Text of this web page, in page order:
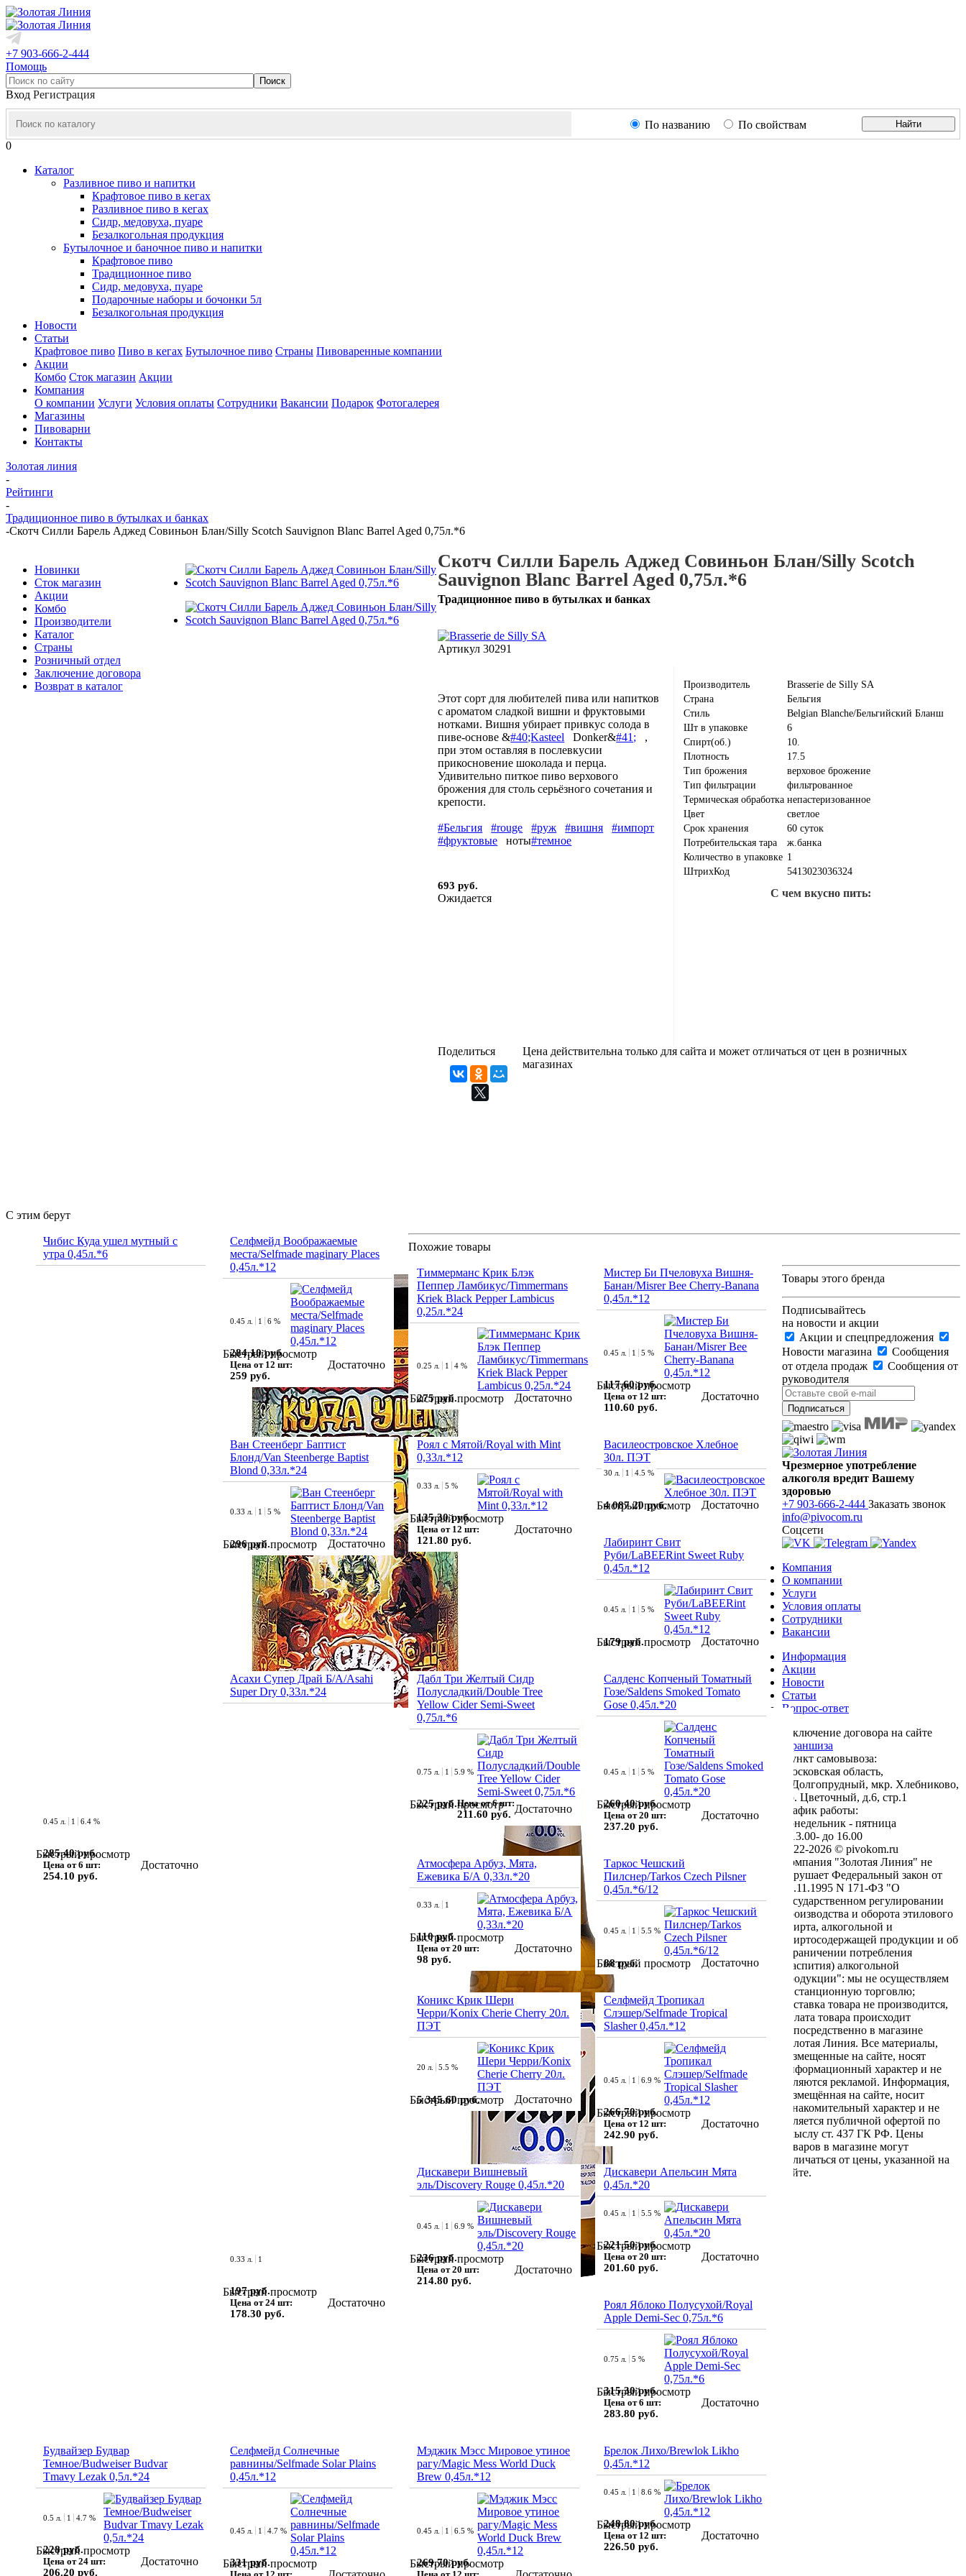
+7 903-666-2-444
Помощь
Вход Регистрация
По названию По свойствам Найти
0
Каталог
Разливное пиво и напитки
Крафтовое пиво в кегах
Разливное пиво в кегах
Сидр, медовуха, пуаре
Безалкогольная продукция
Бутылочное и баночное пиво и напитки
Крафтовое пиво
Традиционное пиво
Сидр, медовуха, пуаре
Подарочные наборы и бочонки 5л
Безалкогольная продукция
Новости
Статьи
Крафтовое пиво Пиво в кегах Бутылочное пиво Страны Пивоваренные компании
Акции
Комбо Сток магазин Акции
Компания
О компании Услуги Условия оплаты Сотрудники Вакансии Подарок Фотогалерея
Магазины
Пивоварни
Контакты
Золотая линия
-
Рейтинги
-
Традиционное пиво в бутылках и банках
-Скотч Силли Барель Аджед Совиньон Блан/Silly Scotch Sauvignon Blanc Barrel Aged 0,75л.*6
Новинки
Сток магазин
Акции
Комбо
Производители
Каталог
Страны
Розничный отдел
Заключение договора
Возврат в каталог
Скотч Силли Барель Аджед Совиньон Блан/Silly Scotch
Sauvignon Blanc Barrel Aged 0,75л.*6
Традиционное пиво в бутылках и банках
Артикул 30291
Этот сорт для любителей пива или напитков
с ароматом сладкой вишни и фруктовыми
нотками. Вишня убирает привкус солода в
пиве-основе &#40;Kasteel Donker&#41; ,
при этом оставляя в послевкусии
прикосновение шоколада и перца.
Удивительно питкое пиво верхового
брожения для столь серьёзного сочетания и
крепости.
#Бельгия #rouge #руж #вишня
#импорт
#фруктовые ноты#темное
693 руб.
Ожидается
Производитель
Brasserie de Silly SA
Страна
Бельгия
Стиль
Belgian Blanche/Бельгийский Бланш
Шт в упаковке
6
Спирт(об.)
10.
Плотность
17.5
Тип брожения
верховое брожение
Тип фильтрации
фильтрованное
Термическая обработка непастеризованное
Цвет
светлое
Срок хранения
60 суток
Потребительская тара
ж.банка
Количество в упаковке 1
ШтрихКод
5413023036324
С чем вкусно пить:
Поделиться
Цена действительна только для сайта и может отличаться от цен в розничных
магазинах
С этим берут
Чибис Куда ушел мутный с
утра 0,45л.*6
Быстрый просмотр
0.45 л. 1 6.4 %
285.40 руб.
Цена от 6 шт:
254.10 руб.
Достаточно
Селфмейд Воображаемые
места/Selfmade maginary Places
0,45л.*12
Быстрый просмотр
0.45 л. 1 6 %
284.10 руб.
Цена от 12 шт:
259 руб.
Достаточно
Похожие товары
Тиммерманс Крик Блэк
Пеппер Ламбикус/Timmermans
Kriek Black Pepper Lambicus
0,25л.*24
Быстрый просмотр
0.25 л. 1 4 %
275 руб. Достаточно
Мистер Би Пчеловуха Вишня-
Банан/Misrer Bee Cherry-Banana
0,45л.*12
Быстрый просмотр
0.45 л. 1 5 %
117.60 руб.
Цена от 12 шт:
110.60 руб.
Достаточно
Товары этого бренда
Ван Стеенберг Баптист
Блонд/Van Steenberge Baptist
Blond 0,33л.*24
Быстрый просмотр
0.33 л. 1 5 %
296 руб. Достаточно
Роял с Мятой/Royal with Mint
0,33л.*12
Быстрый просмотр
0.33 л. 5 %
135.30 руб.
Цена от 12 шт:
121.80 руб.
Достаточно
Василеостровское Хлебное
30л. ПЭТ
Быстрый просмотр
30 л. 1 4.5 %
4 087.20 руб. Достаточно
Лабиринт Свит
Руби/LaBEERint Sweet Ruby
0,45л.*12
Быстрый просмотр
0.45 л. 1 5 %
179 руб. Достаточно
Асахи Супер Драй Б/А/Asahi
Super Dry 0,33л.*24
Быстрый просмотр
0.33 л. 1
197 руб.
Цена от 24 шт:
178.30 руб.
Достаточно
Дабл Три Желтый Сидр
Полусладкий/Double Tree
Yellow Cider Semi-Sweet
0,75л.*6
Быстрый просмотр
0.75 л. 1 5.9 %
225 руб.Цена от 6 шт:
211.60 руб. Достаточно
Салденс Копченый Томатный
Гозе/Saldens Smoked Tomato
Gose 0,45л.*20
Быстрый просмотр
0.45 л. 1 5 %
260.40 руб.
Цена от 20 шт:
237.20 руб.
Достаточно
Атмосфера Арбуз, Мята,
Ежевика Б/А 0,33л.*20
Быстрый просмотр
0.33 л. 1
110 руб.
Цена от 20 шт:
98 руб.
Достаточно
Таркос Чешский
Пилснер/Tarkos Czech Pilsner
0,45л.*6/12
Быстрый просмотр
0.45 л. 1 5.5 %
88 руб. Достаточно
Коникс Крик Шери
Черри/Konix Cherie Cherry 20л.
ПЭТ
Быстрый просмотр
20 л. 5.5 %
5 345.60 руб. Достаточно
Селфмейд Тропикал
Слэшер/Selfmade Tropical
Slasher 0,45л.*12
Быстрый просмотр
0.45 л. 1 6.9 %
266.70 руб.
Цена от 12 шт:
242.90 руб.
Достаточно
Дискавери Вишневый
эль/Discovery Rouge 0,45л.*20
Быстрый просмотр
0.45 л. 1 6.9 %
236 руб.
Цена от 20 шт:
214.80 руб.
Достаточно
Дискавери Апельсин Мята
0,45л.*20
Быстрый просмотр
0.45 л. 1 5.5 %
221.50 руб.
Цена от 20 шт:
201.60 руб.
Достаточно
Роял Яблоко Полусухой/Royal
Apple Demi-Sec 0,75л.*6
Быстрый просмотр
0.75 л. 5 %
315.30 руб.
Цена от 6 шт:
283.80 руб.
Достаточно
Будвайзер Будвар
Темное/Budweiser Budvar
Tmavy Lezak 0,5л.*24
Быстрый просмотр
0.5 л. 1 4.7 %
228 руб.
Цена от 24 шт:
206.20 руб.
Достаточно
Селфмейд Солнечные
равнины/Selfmade Solar Plains
0,45л.*12
Быстрый просмотр
0.45 л. 1 4.7 %
331 руб.
Мэджик Мэсс Мировое утиное
рагу/Magic Mess World Duck
Brew 0,45л.*12
Быстрый просмотр
0.45 л. 1 6.5 %
269.70 руб.
Брелок Лихо/Brewlok Likho
0,45л.*12
Быстрый просмотр
0.45 л. 1 8.6 %
248.80 руб.
Цена от 12 шт:
226.50 руб.
Достаточно
Подписывайтесь
на новости и акции
Акции и спецпредложения
Новости магазина
Сообщения
от отдела продаж
Сообщения от
руководителя
Чрезмерное употребление
алкоголя вредит Вашему
здоровью
+7 903-666-2-444 Заказать звонок
info@pivocom.ru
Соцсети
Компания
О компании
Услуги
Условия оплаты
Сотрудники
Вакансии
Информация
Акции
Новости
Статьи
Вопрос-ответ
Заключение договора на сайте
Франшиза
Пункт самовывоза:
Московская область,
г. Долгопрудный, мкр. Хлебниково,
пр. Цветочный, д.6, стр.1
график работы:
понедельник - пятница
с 13.00- до 16.00
2022-2026 © pivokom.ru
Компания "Золотая Линия" не
нарушает Федеральный закон от
22.11.1995 N 171-ФЗ "О
государственном регулировании
производства и оборота этилового
спирта, алкогольной и
спиртосодержащей продукции и об
ограничении потребления
(распития) алкогольной
продукции": мы не осуществляем
дистанционную торговлю;
доставка товара не производится,
оплата товара происходит
непосредственно в магазине
Золотая Линия. Все материалы,
размещенные на сайте, носят
информационный характер и не
являются рекламой. Информация,
размещённая на сайте, носит
ознакомительный характер и не
является публичной офертой по
смыслу ст. 437 ГК РФ. Цены
товаров в магазине могут
отличаться от цены, указанной на
сайте.